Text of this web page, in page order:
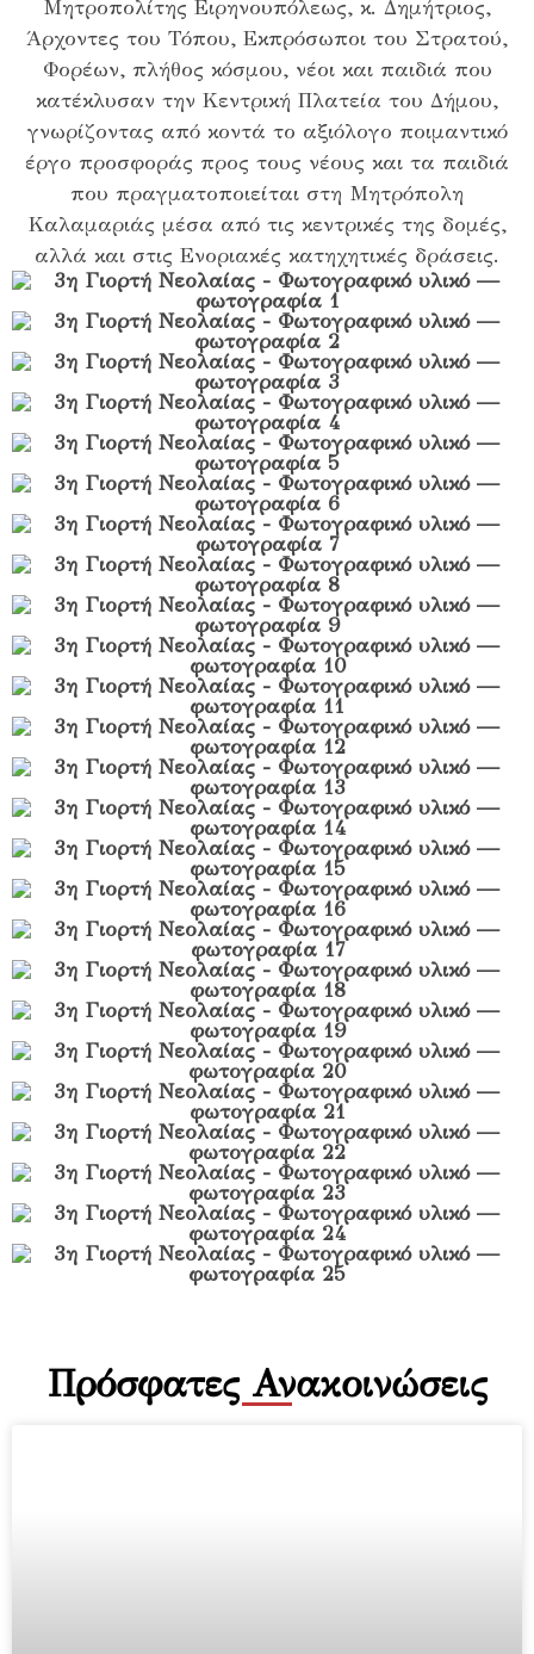
Μητροπολίτης Ειρηνουπόλεως, κ. Δημήτριος,
Άρχοντες του Τόπου, Εκπρόσωποι του Στρατού,
Φορέων, πλήθος κόσμου, νέοι και παιδιά που
κατέκλυσαν την Κεντρική Πλατεία του Δήμου,
γνωρίζοντας από κοντά το αξιόλογο ποιμαντικό
έργο προσφοράς προς τους νέους και τα παιδιά
που πραγματοποιείται στη Μητρόπολη
Καλαμαριάς μέσα από τις κεντρικές της δομές,
αλλά και στις Ενοριακές κατηχητικές δράσεις.
Πρόσφατες Ανακοινώσεις